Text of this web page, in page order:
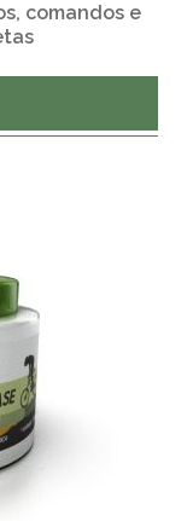
comandos e